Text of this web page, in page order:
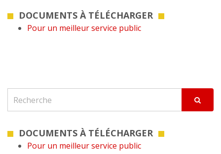
DOCUMENTS À TÉLÉCHARGER
Pour un meilleur service public
DOCUMENTS À TÉLÉCHARGER
Pour un meilleur service public